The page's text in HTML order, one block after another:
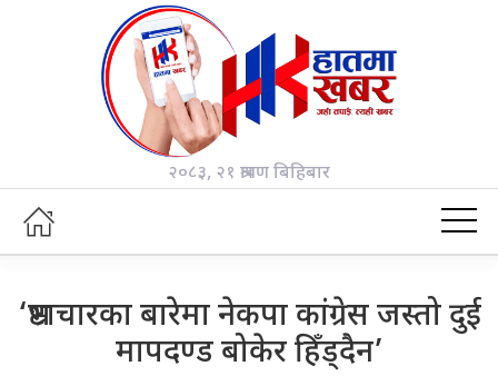
२०८३, २१ श्रावण बिहिबार
‘भ्रष्टाचारका बारेमा नेकपा कांग्रेस जस्तो दुई
मापदण्ड बोकेर हिँड्दैन’